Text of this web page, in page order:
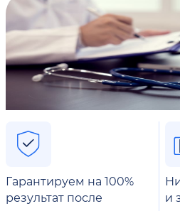
Гарантируем на 100%
результат после
и